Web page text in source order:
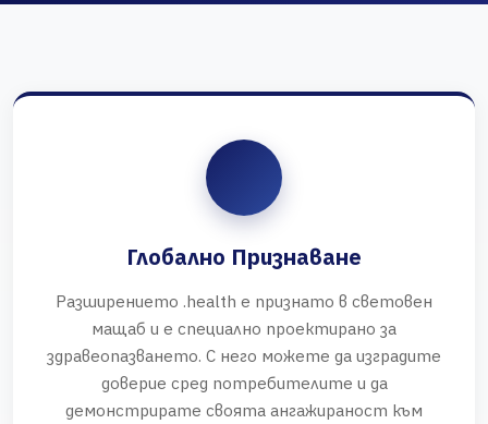
Глобално Признаване
Разширението .health е признато в световен
мащаб и е специално проектирано за
здравеопазването. С него можете да изградите
доверие сред потребителите и да
демонстрирате своята ангажираност към